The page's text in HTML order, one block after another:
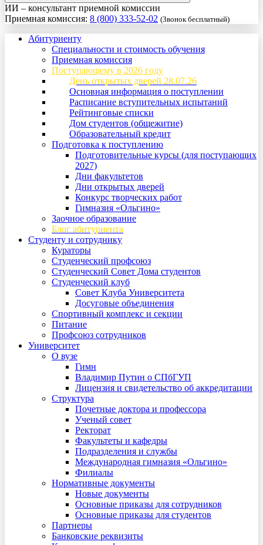
ИИ – консультант приемной комиссии
Приемная комиссия: 8 (800) 333-52-02 (Звонок бесплатный)
Абитуриенту
Специальности и стоимость обучения
Приемная комиссия
Поступающему в 2026 году
День открытых дверей 28.07.26
Основная информация о поступлении
Расписание вступительных испытаний
Рейтинговые списки
Дом студентов (общежитие)
Образовательный кредит
Подготовка к поступлению
Подготовительные курсы (для поступающих
2027)
Дни факультетов
Дни открытых дверей
Конкурс творческих работ
Гимназия «Ольгино»
Заочное образование
Блог абитуриента
Студенту и сотруднику
Кураторы
Студенческий профсоюз
Студенческий Совет Дома студентов
Студенческий клуб
Совет Клуба Университета
Досуговые объединения
Спортивный комплекс и секции
Питание
Профсоюз сотрудников
Университет
О вузе
Гимн
Владимир Путин о СПбГУП
Лицензия и свидетельство об аккредитации
Структура
Почетные доктора и профессора
Ученый совет
Ректорат
Факультеты и кафедры
Подразделения и службы
Международная гимназия «Ольгино»
Филиалы
Нормативные документы
Новые документы
Основные приказы для сотрудников
Основные приказы для студентов
Партнеры
Банковские реквизиты